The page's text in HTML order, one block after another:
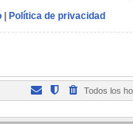
| Política de privacidad
Todos los